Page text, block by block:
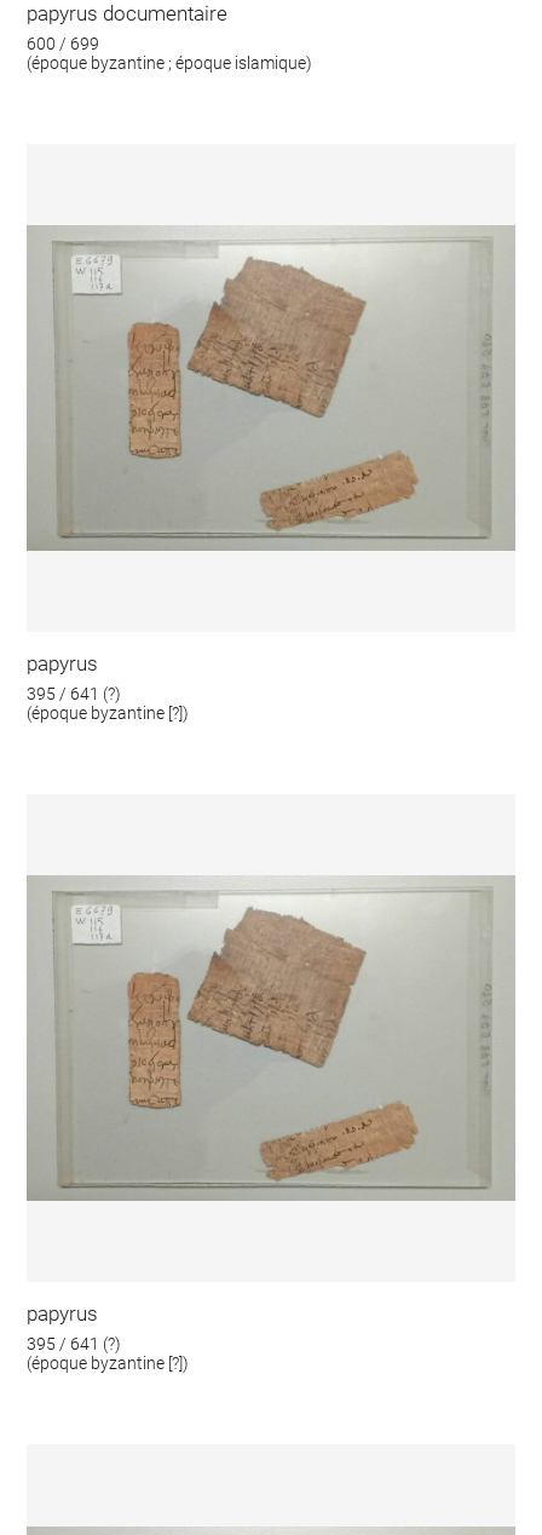
papyrus documentaire
600 / 699
(époque byzantine ; époque islamique)
papyrus
395 / 641 (?)
(époque byzantine [?])
papyrus
395 / 641 (?)
(époque byzantine [?])